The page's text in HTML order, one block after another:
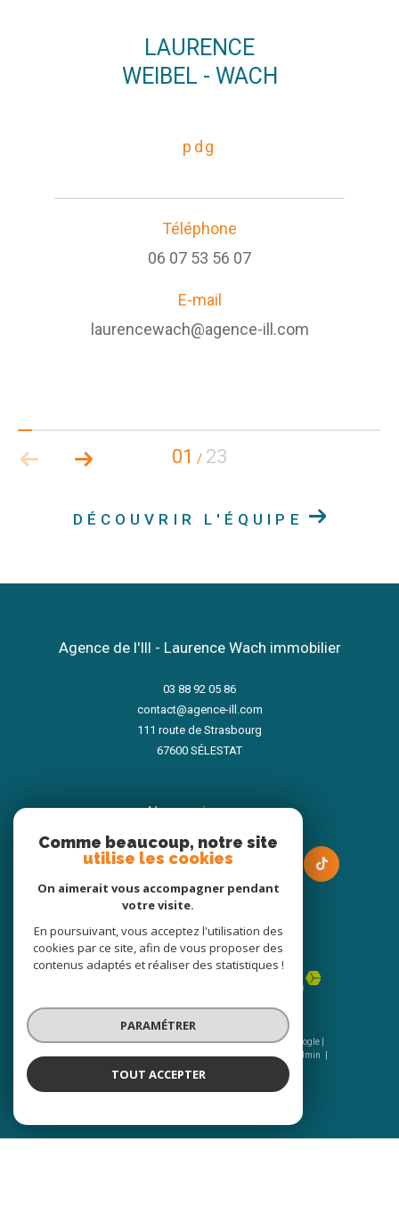
LAURENCE
WEIBEL - WACH
pdg
Téléphone
06 07 53 56 07
E-mail
laurencewach@agence-ill.com
01 / 23
DÉCOUVRIR L'ÉQUIPE
Agence de l'Ill - Laurence Wach immobilier
03 88 92 05 86
contact@agence-ill.com
111 route de Strasbourg
67600
SÉLESTAT
nous suivre sur
Adhérents
© 2026 | Tous droits réservés | Traduction powered by Google |
Nos honoraires
Plan du site Mentions légales
Admin
Comme beaucoup, notre site
utilise les cookies
On aimerait vous accompagner pendant
votre visite.
En poursuivant, vous acceptez l'utilisation des
cookies par ce site, afin de vous proposer des
contenus adaptés et réaliser des statistiques !
PARAMÉTRER
TOUT ACCEPTER